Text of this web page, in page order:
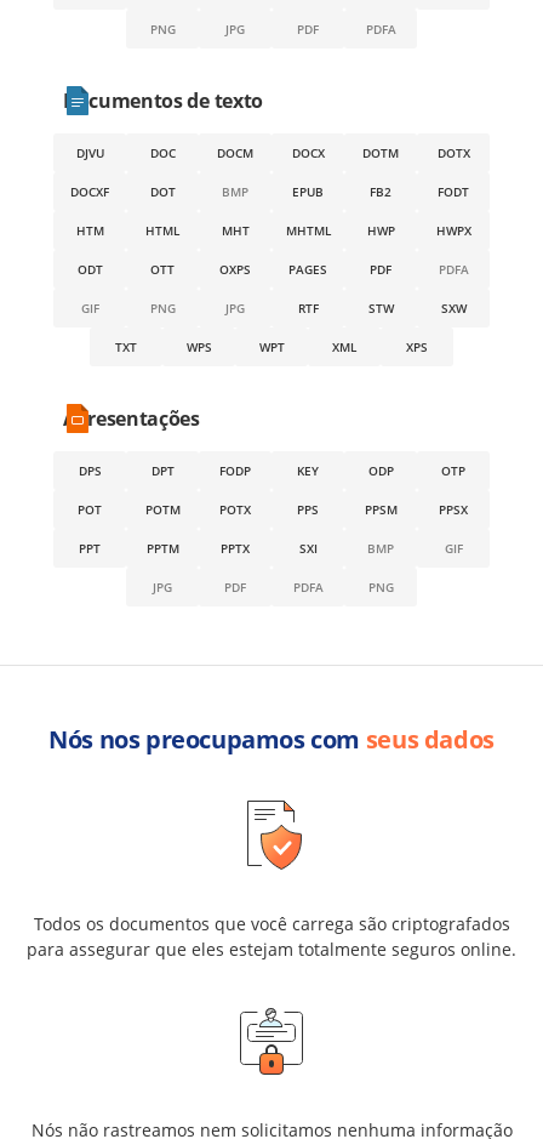
PNG JPG PDF PDFA
Documentos de texto
DJVU DOC DOCM DOCX DOTM DOTX
DOCXF DOT BMP EPUB FB2 FODT
HTM HTML MHT MHTML HWP HWPX
ODT OTT OXPS PAGES PDF PDFA
GIF PNG JPG RTF STW SXW
TXT WPS WPT XML XPS
Apresentações
DPS DPT FODP KEY ODP OTP
POT POTM POTX PPS PPSM PPSX
PPT PPTM PPTX SXI BMP GIF
JPG PDF PDFA PNG
Nós nos preocupamos com seus dados
Todos os documentos que você carrega são criptografados
para assegurar que eles estejam totalmente seguros online.
Nós não rastreamos nem solicitamos nenhuma informação